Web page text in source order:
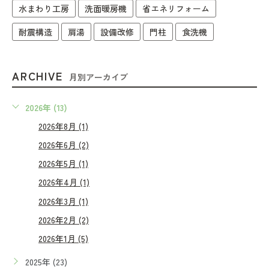
水まわり工房
洗面暖房機
省エネリフォーム
耐震構造
肩湯 設備改修 門柱 食洗機
ARCHIVE 月別アーカイブ
2026年 (13)
2026年8月 (1)
2026年6月 (2)
2026年5月 (1)
2026年4月 (1)
2026年3月 (1)
2026年2月 (2)
2026年1月 (5)
2025年 (23)